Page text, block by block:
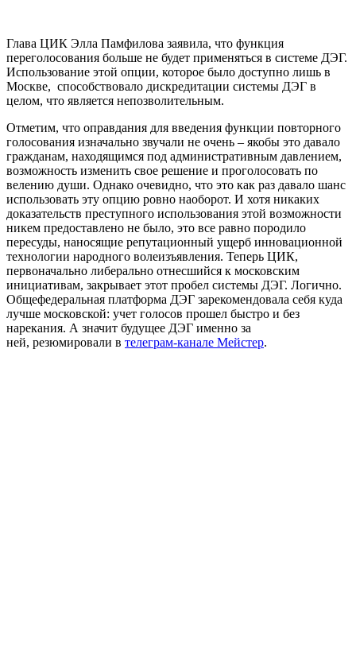
Глава ЦИК Элла Памфилова заявила, что функция
переголосования больше не будет применяться в системе ДЭГ.
Использование этой опции, которое было доступно лишь в
Москве, способствовало дискредитации системы ДЭГ в
целом, что является непозволительным.
Отметим, что оправдания для введения функции повторного
голосования изначально звучали не очень – якобы это давало
гражданам, находящимся под административным давлением,
возможность изменить свое решение и проголосовать по
велению души. Однако очевидно, что это как раз давало шанс
использовать эту опцию ровно наоборот. И хотя никаких
доказательств преступного использования этой возможности
никем предоставлено не было, это все равно породило
пересуды, наносящие репутационный ущерб инновационной
технологии народного волеизъявления. Теперь ЦИК,
первоначально либерально отнесшийся к московским
инициативам, закрывает этот пробел системы ДЭГ. Логично.
Общефедеральная платформа ДЭГ зарекомендовала себя куда
лучше московской: учет голосов прошел быстро и без
нарекания. А значит будущее ДЭГ именно за
ней, резюмировали в телеграм-канале Мейстер.